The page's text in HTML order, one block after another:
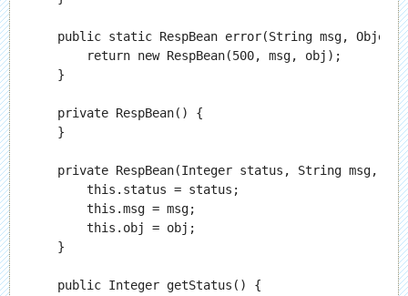
public static RespBean error(String msg, Object
        return new RespBean(500, msg, obj);
    }
    private RespBean() {
    }
private RespBean(Integer status, String msg,
        this.status = status;
        this.msg = msg;
        this.obj = obj;
    }
    public Integer getStatus() {